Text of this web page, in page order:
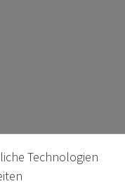
Technologien